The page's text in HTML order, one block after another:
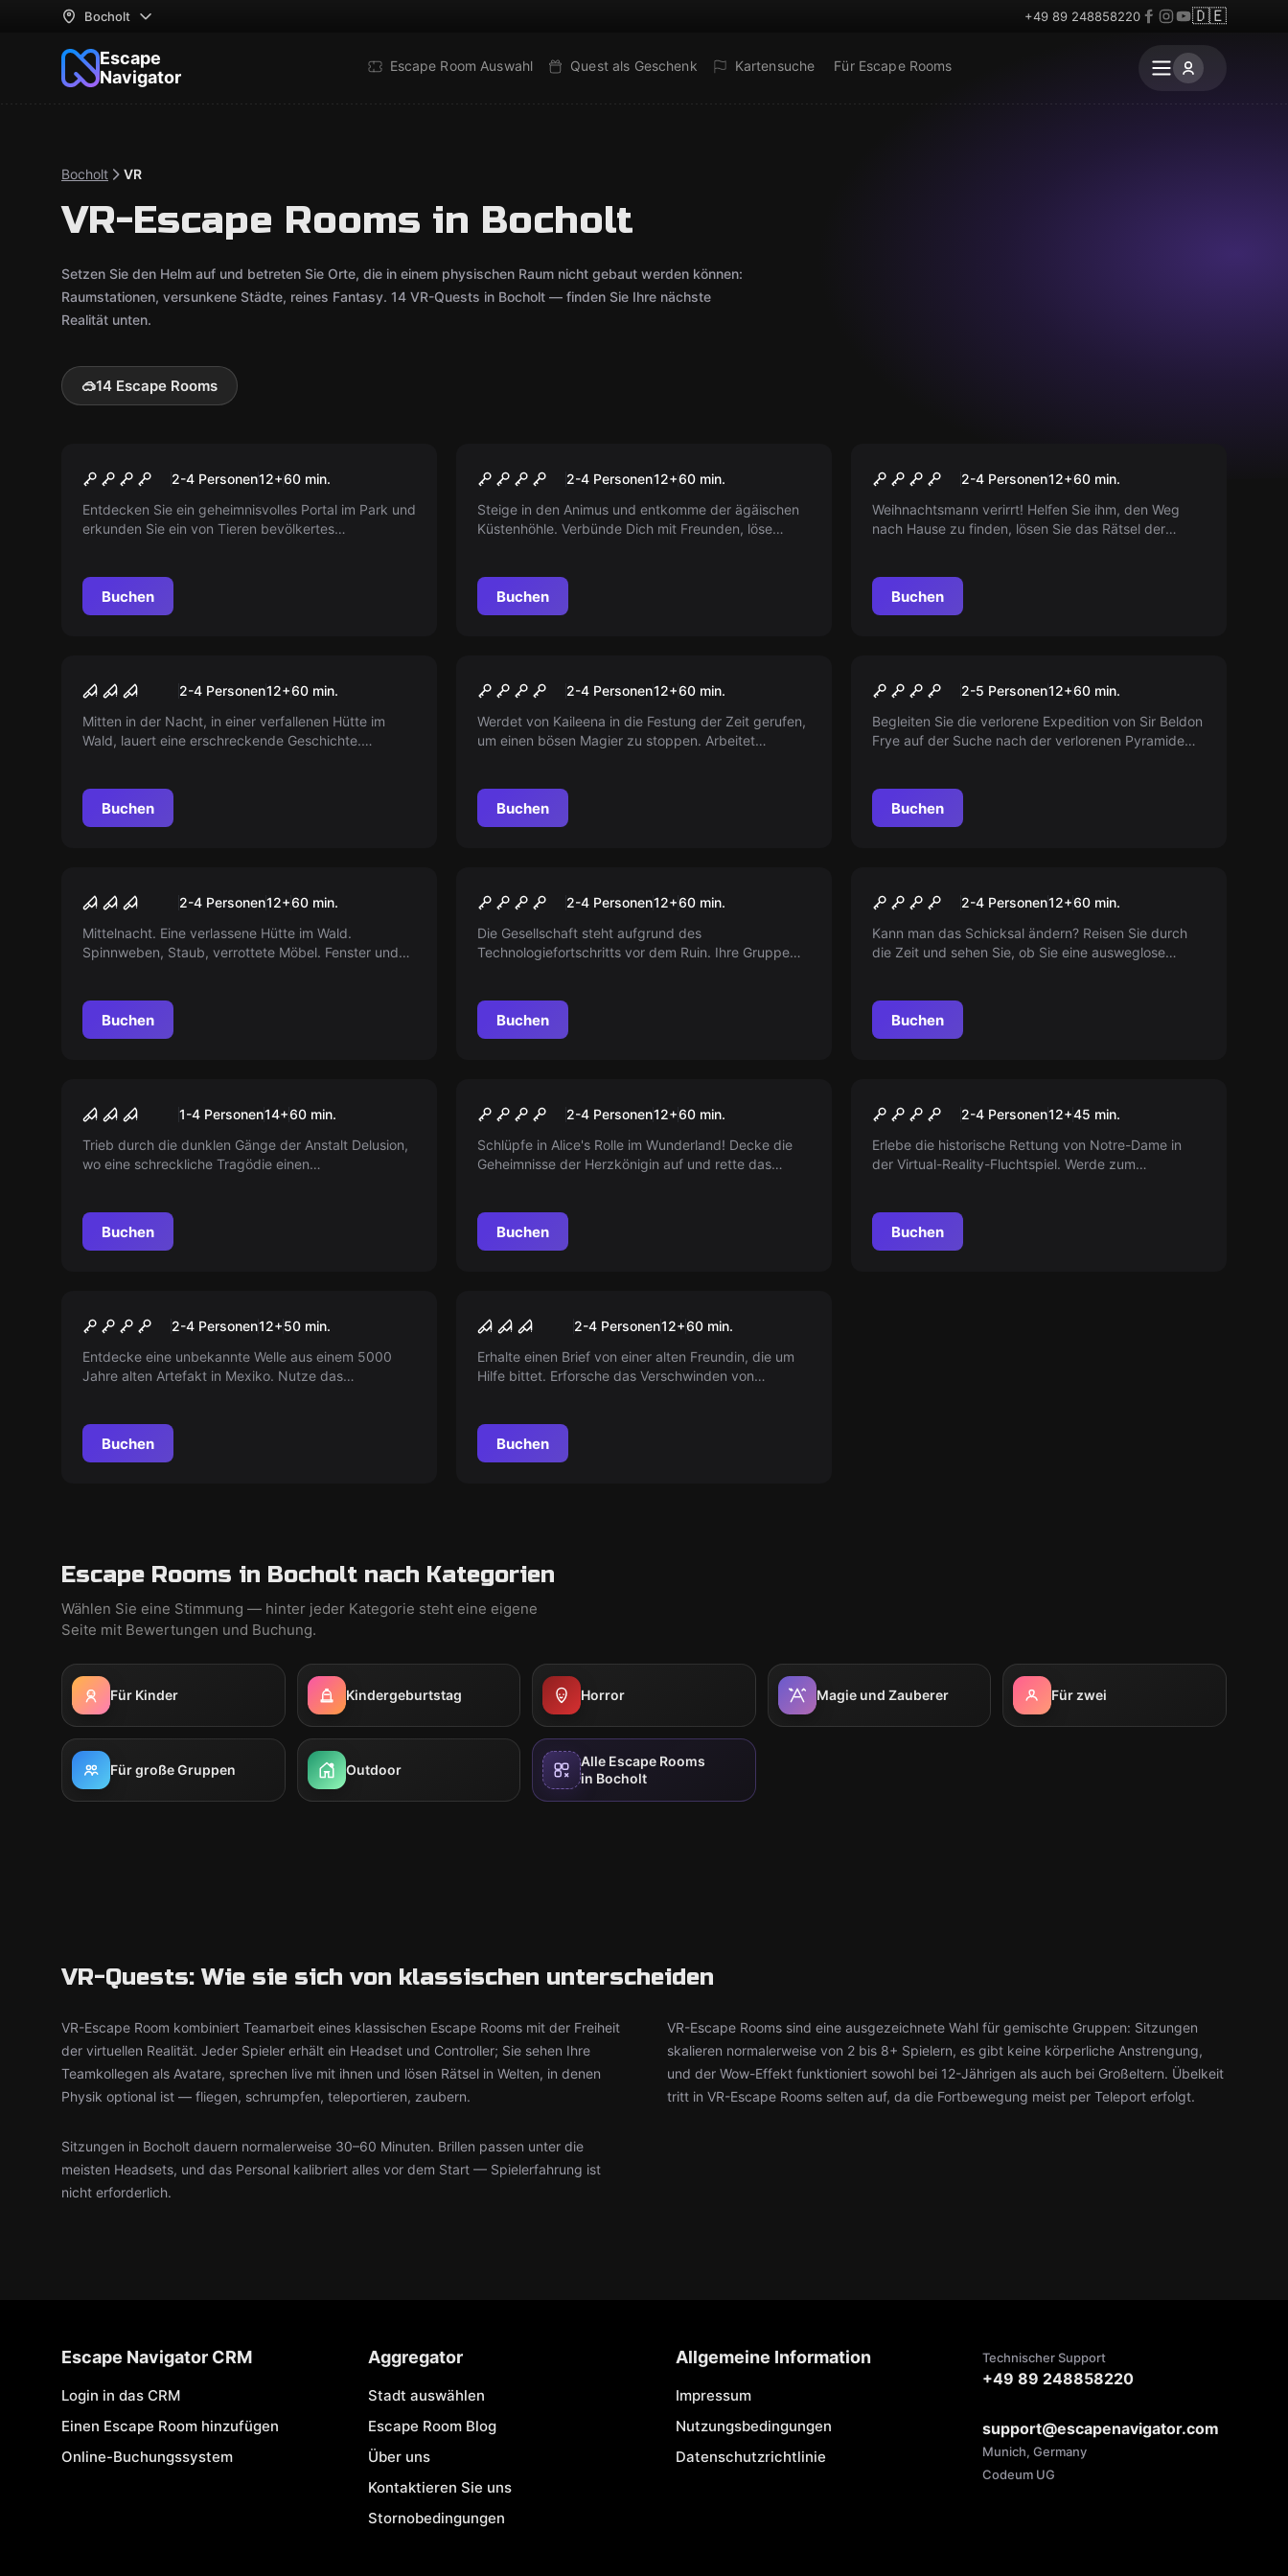
Bocholt +49 89 248858220 🇩🇪
Escape
Navigator
Escape Room Auswahl Quest als Geschenk Kartensuche Für Escape Rooms
Bocholt VR
VR-Escape Rooms in Bocholt
Setzen Sie den Helm auf und betreten Sie Orte, die in einem physischen Raum nicht gebaut werden können:
Raumstationen, versunkene Städte, reines Fantasy. 14 VR-Quests in Bocholt — finden Sie Ihre nächste
Realität unten.
🥽14 Escape Rooms
Jungle Quest
2-4 Personen12+60 min.
Entdecken Sie ein geheimnisvolles Portal im Park und
erkunden Sie ein von Tieren bevölkertes
Buchen
Beyond Medusas Gate
2-4 Personen12+60 min.
Steige in den Animus und entkomme der ägäischen
Küstenhöhle. Verbünde Dich mit Freunden, löse
Buchen
Christmas Story
2-4 Personen12+60 min.
Weihnachtsmann verirrt! Helfen Sie ihm, den Weg
nach Hause zu finden, lösen Sie das Rätsel der
unvergesslich.
Buchen
Teil 2 - House Of Fear
2-4 Personen12+60 min.
Mitten in der Nacht, in einer verfallenen Hütte im
Wald, lauert eine erschreckende Geschichte.
deine Seele.
Buchen
Prince Of Persia
2-4 Personen12+60 min.
Werdet von Kaileena in die Festung der Zeit gerufen,
um einen bösen Magier zu stoppen. Arbeitet
Buchen
Escape the lost Pyramid
2-5 Personen12+60 min.
Begleiten Sie die verlorene Expedition von Sir Beldon
Frye auf der Suche nach der verlorenen Pyramide
Buchen
Teil 1 - House Of Fear
2-4 Personen12+60 min.
Mittelnacht. Eine verlassene Hütte im Wald.
Spinnweben, Staub, verrottete Möbel. Fenster und
Buchen
Cyberpunk2-4 Personen12+60 min.
Die Gesellschaft steht aufgrund des
Technologiefortschritts vor dem Ruin. Ihre Gruppe
Unternehmen zu stehlen. Schaffen Sie es,
unbeobachtet einzudringen?
Buchen
Chernobyl2-4 Personen12+60 min.
Kann man das Schicksal ändern? Reisen Sie durch
die Zeit und sehen Sie, ob Sie eine ausweglose
Buchen
House of Fear: Call of Blood
1-4 Personen14+60 min.
Trieb durch die dunklen Gänge der Anstalt Delusion,
wo eine schreckliche Tragödie einen
verschwunden. Wo sind sie hin?
Buchen
Alice Im Wunderland
2-4 Personen12+60 min.
Schlüpfe in Alice's Rolle im Wunderland! Decke die
Geheimnisse der Herzkönigin auf und rette das
Buchen
Save Notre-Dame On Fire
2-4 Personen12+45 min.
Erlebe die historische Rettung von Notre-Dame in
der Virtual-Reality-Fluchtspiel. Werde zum
Buchen
Jumpers2-4 Personen12+50 min.
Entdecke eine unbekannte Welle aus einem 5000
Jahre alten Artefakt in Mexiko. Nutze das
bietet über 70 kooperative Interaktionen und 5
verschiedene Welten.
Buchen
Sanctum2-4 Personen12+60 min.
Erhalte einen Brief von einer alten Freundin, die um
Hilfe bittet. Erforsche das Verschwinden von
deine Seele, aber sei vorsichtig.
Buchen
Escape Rooms in Bocholt nach Kategorien
Wählen Sie eine Stimmung — hinter jeder Kategorie steht eine eigene
Seite mit Bewertungen und Buchung.
Für Kinder Kindergeburtstag Horror Magie und Zauberer Für zwei
Für große Gruppen Outdoor
Alle Escape Rooms
in Bocholt
VR-Quests: Wie sie sich von klassischen unterscheiden
VR-Escape Room kombiniert Teamarbeit eines klassischen Escape Rooms mit der Freiheit
der virtuellen Realität. Jeder Spieler erhält ein Headset und Controller; Sie sehen Ihre
Teamkollegen als Avatare, sprechen live mit ihnen und lösen Rätsel in Welten, in denen
Physik optional ist — fliegen, schrumpfen, teleportieren, zaubern.
VR-Escape Rooms sind eine ausgezeichnete Wahl für gemischte Gruppen: Sitzungen
skalieren normalerweise von 2 bis 8+ Spielern, es gibt keine körperliche Anstrengung,
und der Wow-Effekt funktioniert sowohl bei 12-Jährigen als auch bei Großeltern. Übelkeit
tritt in VR-Escape Rooms selten auf, da die Fortbewegung meist per Teleport erfolgt.
Sitzungen in Bocholt dauern normalerweise 30–60 Minuten. Brillen passen unter die
meisten Headsets, und das Personal kalibriert alles vor dem Start — Spielerfahrung ist
nicht erforderlich.
Escape Navigator CRM
Login in das CRM
Einen Escape Room hinzufügen
Online-Buchungssystem
Aggregator
Stadt auswählen
Escape Room Blog
Über uns
Kontaktieren Sie uns
Stornobedingungen
Allgemeine Information
Impressum
Nutzungsbedingungen
Datenschutzrichtlinie
Technischer Support
+49 89 248858220
support@escapenavigator.com
Munich, Germany
Codeum UG